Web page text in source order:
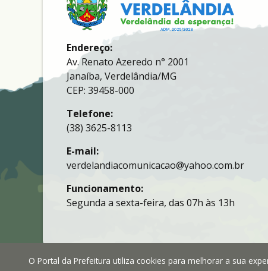
Endereço:
Av. Renato Azeredo n° 2001
Janaíba, Verdelândia/MG
CEP: 39458-000
Telefone:
(38) 3625-8113
E-mail:
verdelandiacomunicacao@yahoo.com.br
Funcionamento:
Segunda a sexta-feira, das 07h às 13h
O Portal da Prefeitura utiliza cookies para melhorar a sua